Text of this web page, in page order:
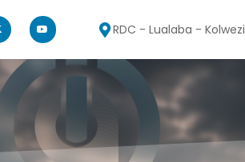
RDC - Lualaba - Kolwezi